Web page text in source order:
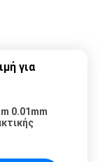
για
0.01mm